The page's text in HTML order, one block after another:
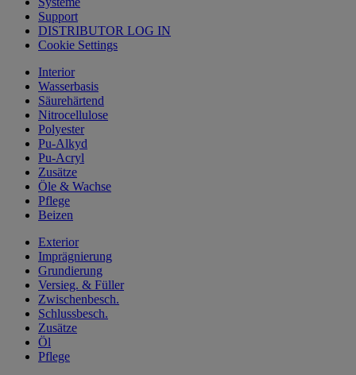
Support
DISTRIBUTOR LOG IN
Cookie Settings
Interior
Wasserbasis
Säurehärtend
Nitrocellulose
Polyester
Pu-Alkyd
Pu-Acryl
Zusätze
Öle & Wachse
Pflege
Beizen
Exterior
Imprägnierung
Grundierung
Versieg. & Füller
Zwischenbesch.
Schlussbesch.
Zusätze
Öl
Pflege